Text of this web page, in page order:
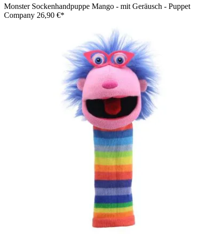
Monster Sockenhandpuppe Mango - mit Geräusch - Puppet
Company 26,90 €*